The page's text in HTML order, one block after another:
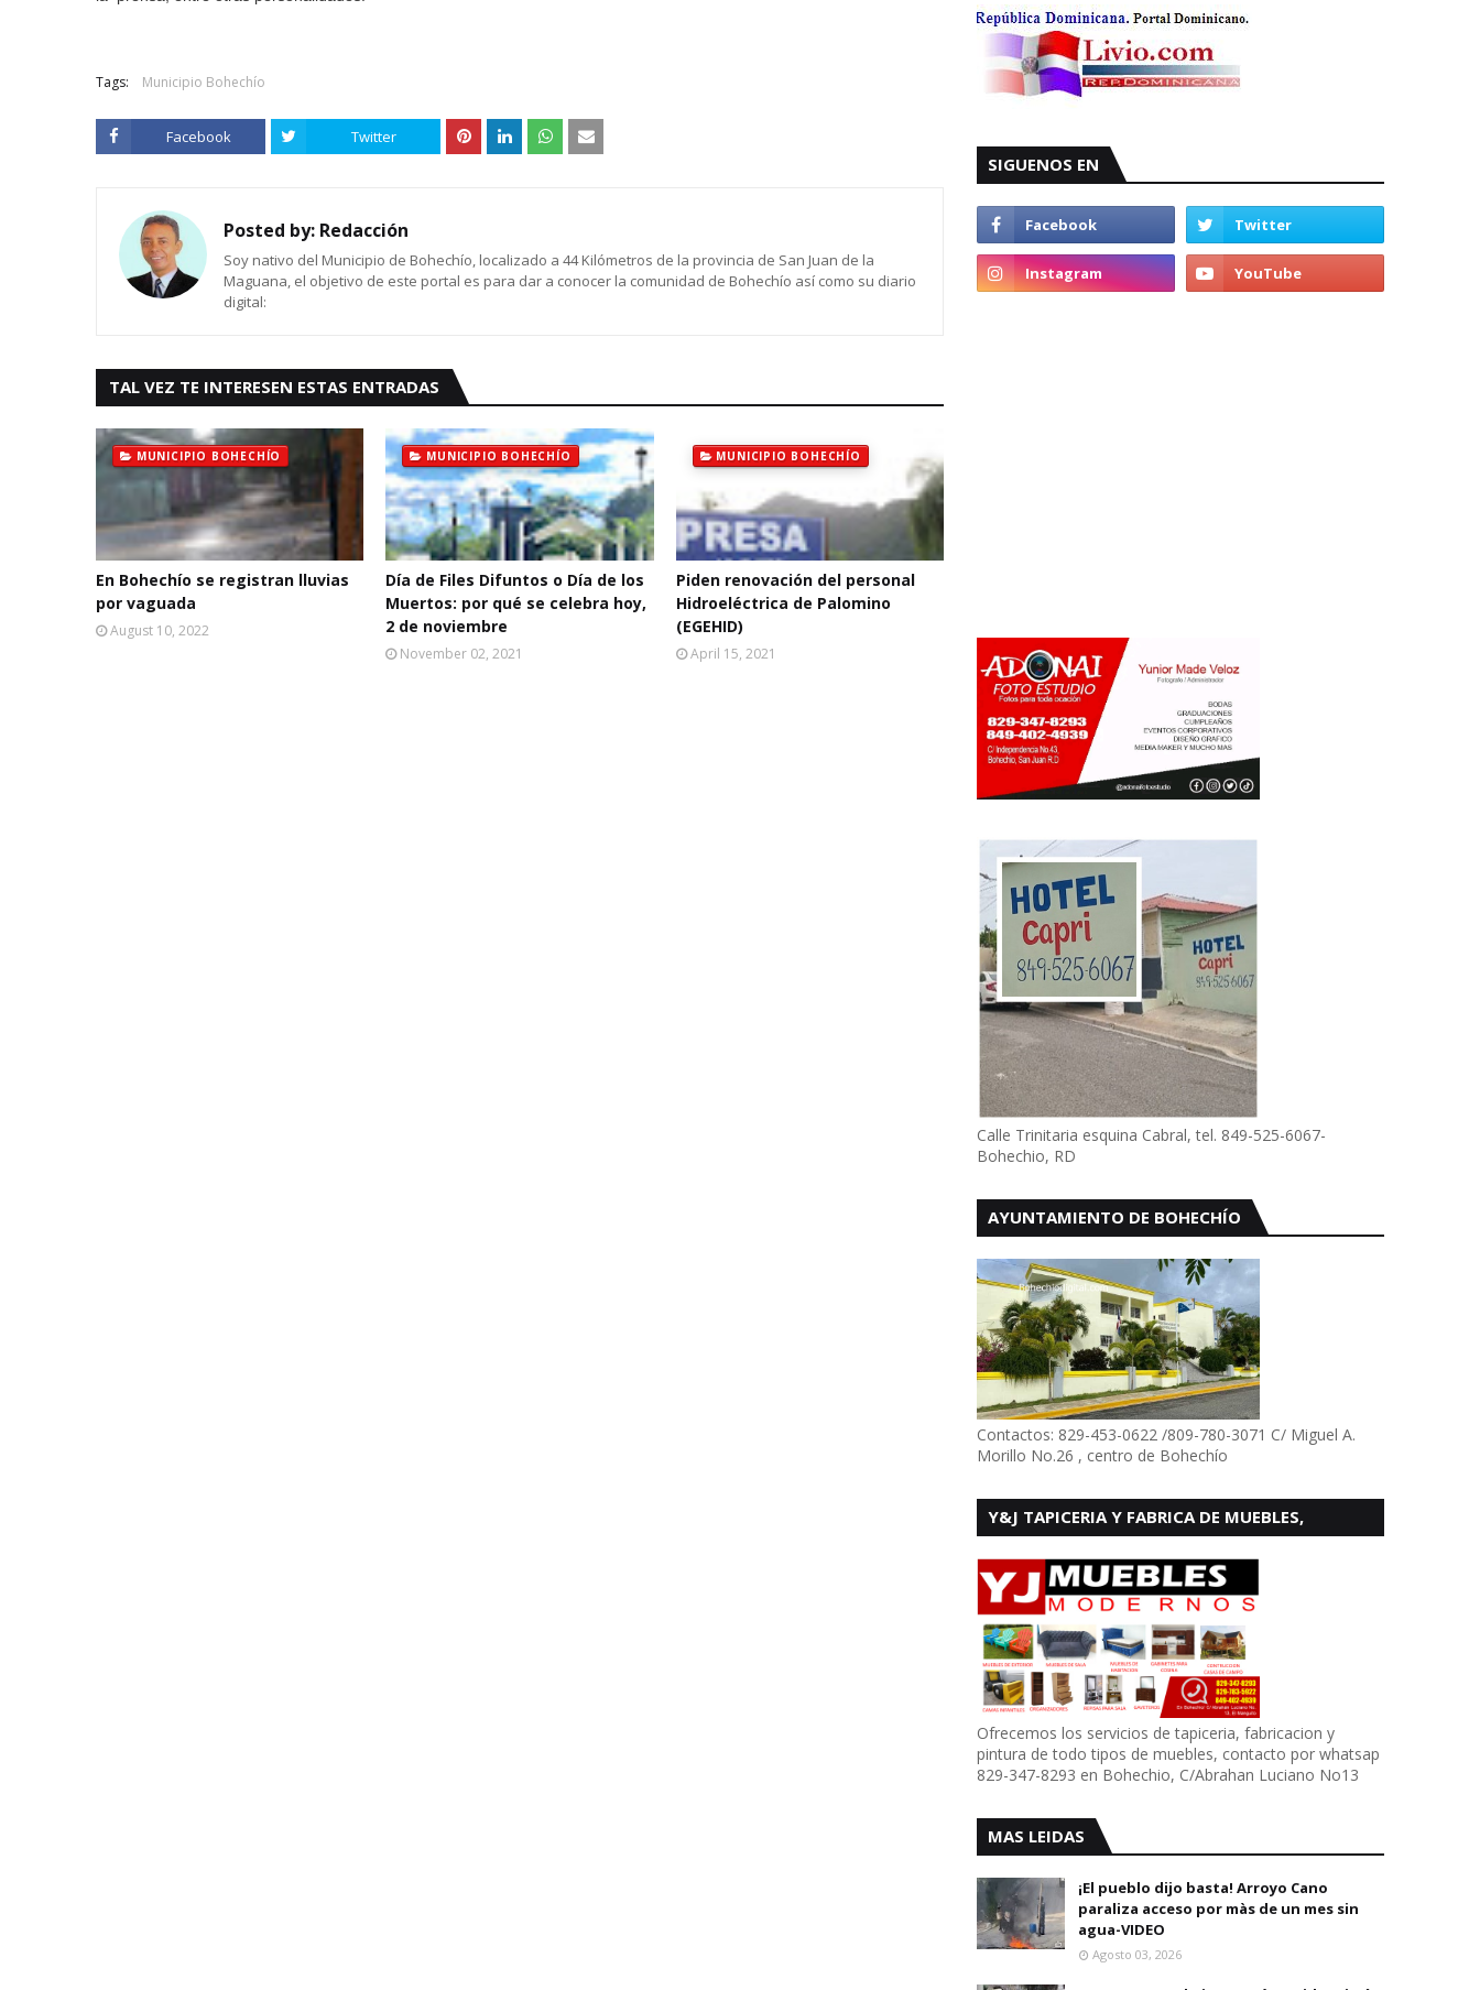
Tags: Municipio Bohechío
Facebook Twitter
Posted by: Redacción
Soy nativo del Municipio de Bohechío, localizado a 44 Kilómetros de la provincia de San Juan de la
Maguana, el objetivo de este portal es para dar a conocer la comunidad de Bohechío así como su diario
digital:
TAL VEZ TE INTERESEN ESTAS ENTRADAS
MUNICIPIO BOHECHÍO
En Bohechío se registran lluvias
por vaguada
August 10, 2022
MUNICIPIO BOHECHÍO
Día de Files Difuntos o Día de los
Muertos: por qué se celebra hoy,
2 de noviembre
November 02, 2021
MUNICIPIO BOHECHÍO
Piden renovación del personal
Hidroeléctrica de Palomino
(EGEHID)
April 15, 2021
SIGUENOS EN
Calle Trinitaria esquina Cabral, tel. 849-525-6067-
Bohechio, RD
AYUNTAMIENTO DE BOHECHÍO
Contactos: 829-453-0622 /809-780-3071 C/ Miguel A.
Morillo No.26 , centro de Bohechío
Y&J TAPICERIA Y FABRICA DE MUEBLES,
Ofrecemos los servicios de tapiceria, fabricacion y
pintura de todo tipos de muebles, contacto por whatsap
829-347-8293 en Bohechio, C/Abrahan Luciano No13
MAS LEIDAS
¡El pueblo dijo basta! Arroyo Cano
paraliza acceso por màs de un mes sin
agua-VIDEO
Agosto 03, 2026